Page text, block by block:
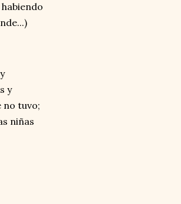
y
no tuvo;
niñas